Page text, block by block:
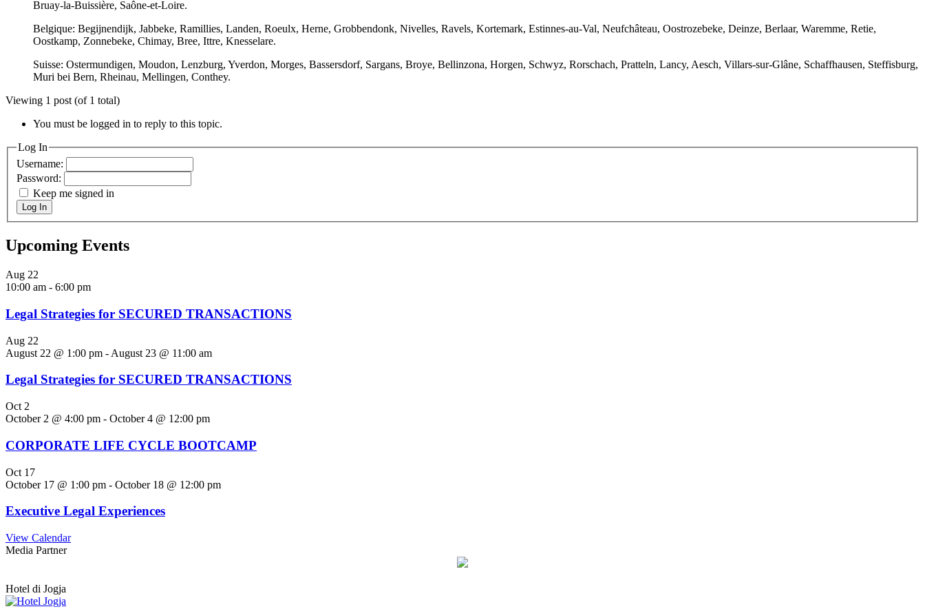
Bruay-la-Buissière, Saône-et-Loire.
Belgique: Begijnendijk, Jabbeke, Ramillies, Landen, Roeulx, Herne, Grobbendonk, Nivelles, Ravels, Kortemark, Estinnes-au-Val, Neufchâteau, Oostrozebeke, Deinze, Berlaar, Waremme, Retie,
Oostkamp, Zonnebeke, Chimay, Bree, Ittre, Knesselare.
Suisse: Ostermundigen, Moudon, Lenzburg, Yverdon, Morges, Bassersdorf, Sargans, Broye, Bellinzona, Horgen, Schwyz, Rorschach, Pratteln, Lancy, Aesch, Villars-sur-Glâne, Schaffhausen, Steffisburg,
Muri bei Bern, Rheinau, Mellingen, Conthey.
Viewing 1 post (of 1 total)
You must be logged in to reply to this topic.
Log In
Username:
Password:
Keep me signed in
Log In
Upcoming Events
Aug 22
10:00 am - 6:00 pm
Legal Strategies for SECURED TRANSACTIONS
Aug 22
August 22 @ 1:00 pm - August 23 @ 11:00 am
Legal Strategies for SECURED TRANSACTIONS
Oct 2
October 2 @ 4:00 pm - October 4 @ 12:00 pm
CORPORATE LIFE CYCLE BOOTCAMP
Oct 17
October 17 @ 1:00 pm - October 18 @ 12:00 pm
Executive Legal Experiences
View Calendar
Media Partner
Hotel di Jogja